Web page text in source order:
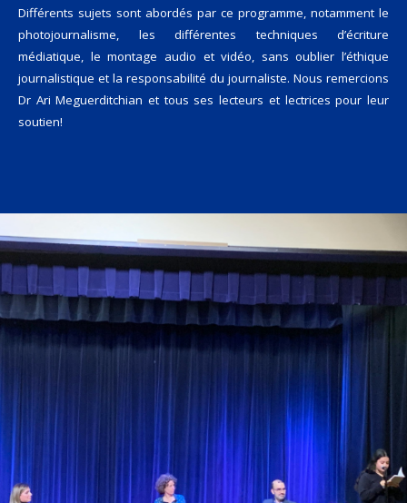
Différents sujets sont abordés par ce programme, notamment le
photojournalisme, les différentes techniques d’écriture
médiatique, le montage audio et vidéo, sans oublier l’éthique
journalistique et la responsabilité du journaliste. Nous remercions
Dr Ari Meguerditchian et tous ses lecteurs et lectrices pour leur
soutien!